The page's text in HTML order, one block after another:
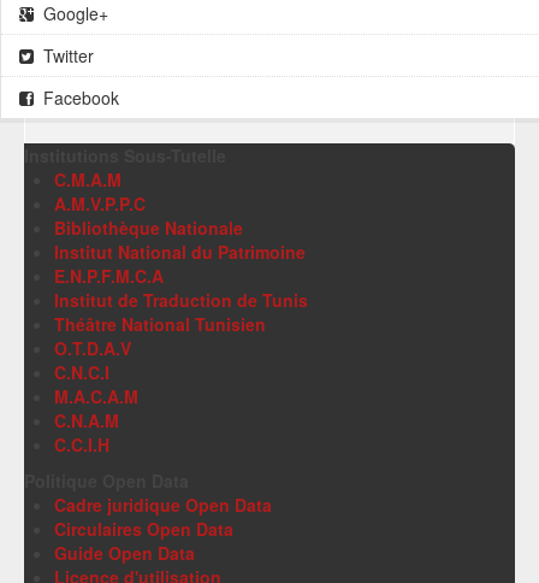
Google+
Twitter
Facebook
C.M.A.M
A.M.V.P.P.C
Bibliothèque Nationale
Institut National du Patrimoine
E.N.P.F.M.C.A
Institut de Traduction de Tunis
Théâtre National Tunisien
O.T.D.A.V
C.N.C.I
M.A.C.A.M
C.N.A.M
C.C.I.H
Cadre juridique Open Data
Circulaires Open Data
Guide Open Data
Licence d'utilisation